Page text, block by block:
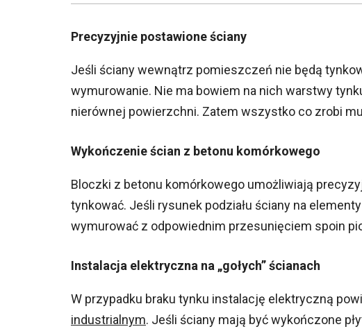
Precyzyjnie postawione ściany
Jeśli ściany wewnątrz pomieszczeń nie będą
wymurowanie. Nie ma bowiem na nich warstwy
nierównej powierzchni. Zatem wszystko co zrobi
Wykończenie ścian z betonu komórkowego
Bloczki z betonu komórkowego umożliwiają
tynkować. Jeśli rysunek podziału ściany na
wymurować z odpowiednim przesunięciem spoin
Instalacja elektryczna na „gołych” ścianach
W przypadku braku tynku instalację elektryczną
industrialnym. Jeśli ściany mają być wykończone